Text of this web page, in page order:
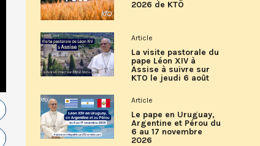
2026 de KTO
Article
La visite pastorale du
pape Léon XIV à
Assise à suivre sur
KTO le jeudi 6 août
Article
Le pape en Uruguay,
Argentine et Pérou du
6 au 17 novembre
2026